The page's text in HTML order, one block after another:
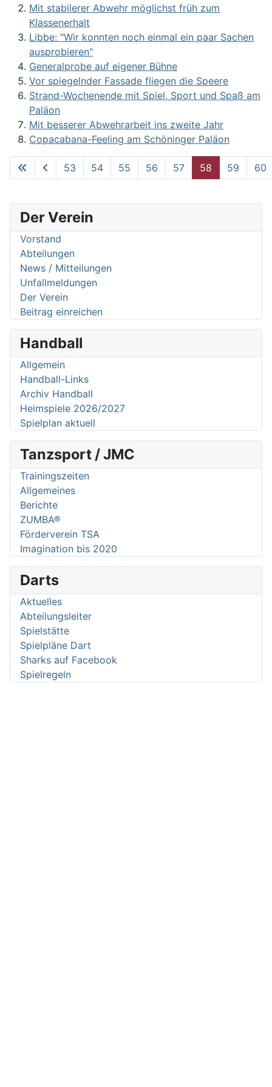
Der Verein
Vorstand
Abteilungen
News / Mitteilungen
Unfallmeldungen
Der Verein
Beitrag einreichen
Handball
Allgemein
Handball-Links
Archiv Handball
Heimspiele 2026/2027
Spielplan aktuell
Tanzsport / JMC
Trainingszeiten
Allgemeines
Berichte
ZUMBA®
Förderverein TSA
Imagination bis 2020
Darts
Aktuelles
Abteilungsleiter
Spielstätte
Spielpläne Dart
Sharks auf Facebook
Spielregeln
Mit stabilerer Abwehr möglichst früh zum
Klassenerhalt
Libbe: "Wir konnten noch einmal ein paar Sachen
ausprobieren"
Generalprobe auf eigener Bühne
Vor spiegelnder Fassade fliegen die Speere
Strand-Wochenende mit Spiel, Sport und Spaß am
Paläon
Mit besserer Abwehrarbeit ins zweite Jahr
Copacabana-Feeling am Schöninger Paläon
Seite 58 von 62
53 54 55 56 57 58 59 60